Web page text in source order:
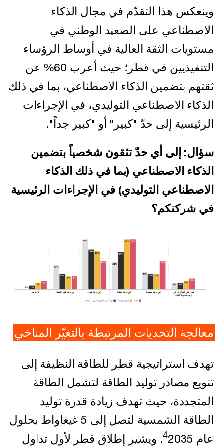
وينعكس هذا التقدّم في مجال الذكاء
الاصطناعي على الصعيد الوطني في
مستويات الثقة العالية في أوساط الرؤساء
التنفيذيين في قطر؛ حيث أعرب 60% عن
ثقتهم بتضمين الذكاء الاصطناعي، بما في ذلك
الذكاء الاصطناعي التوليدي، في الإجراءات
الرئيسية إلى حدّ "كبير" أو "كبير جداً".
سؤال: إلى أي حدّ تثقون شخصياً بتضمين
الذكاء الاصطناعي (بما في ذلك الذكاء
الاصطناعي التوليدي) في الإجراءات الرئيسية
في شركتكم؟
معالجة التحديات المرتبطة بالتغيّر المناخي
تهدف استراتيجية قطر للطاقة النظيفة إلى
تنويع مصادر توليد الطاقة لتشمل الطاقة
المتجددة، حيث تهدف زيادة قدرة توليد
الطاقة الشمسية لتصل إلى 5 غيغاواط بحلول
عام
42035. ويشير إطلاق قطر لأول تداول